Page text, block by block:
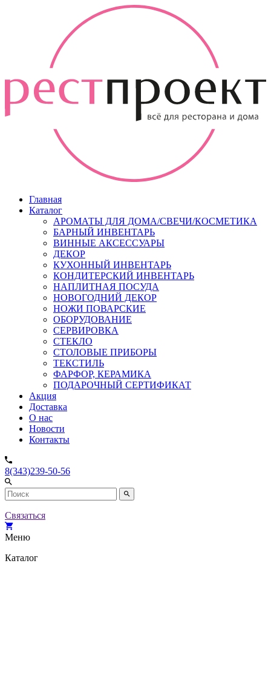
Главная
Каталог
АРОМАТЫ ДЛЯ ДОМА/СВЕЧИ/КОСМЕТИКА
БАРНЫЙ ИНВЕНТАРЬ
ВИННЫЕ АКСЕССУАРЫ
ДЕКОР
КУХОННЫЙ ИНВЕНТАРЬ
КОНДИТЕРСКИЙ ИНВЕНТАРЬ
НАПЛИТНАЯ ПОСУДА
НОВОГОДНИЙ ДЕКОР
НОЖИ ПОВАРСКИЕ
ОБОРУДОВАНИЕ
СЕРВИРОВКА
СТЕКЛО
СТОЛОВЫЕ ПРИБОРЫ
ТЕКСТИЛЬ
ФАРФОР, КЕРАМИКА
ПОДАРОЧНЫЙ СЕРТИФИКАТ
Акция
Доставка
О нас
Новости
Контакты
8(343)239-50-56
Связаться
Меню
Каталог